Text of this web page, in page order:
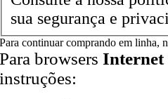
sua segurança e
Para continuar comprando em linha,
Para browsers
instruções: